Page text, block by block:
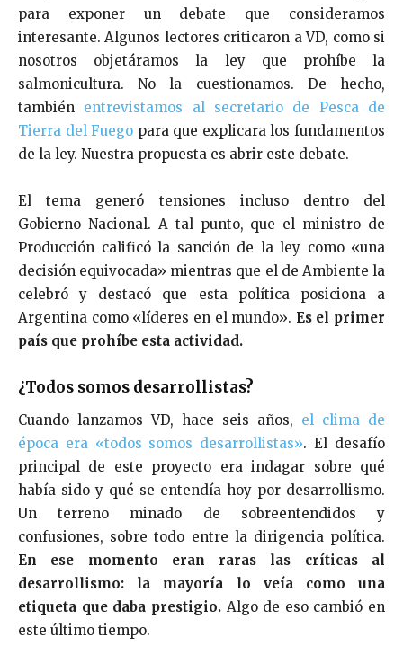
para exponer un debate que consideramos
interesante. Algunos lectores criticaron a VD, como si
nosotros objetáramos la ley que prohíbe la
salmonicultura. No la cuestionamos. De hecho,
también entrevistamos al secretario de Pesca de
Tierra del Fuego para que explicara los fundamentos
de la ley. Nuestra propuesta es abrir este debate.
El tema generó tensiones incluso dentro del
Gobierno Nacional. A tal punto, que el ministro de
Producción calificó la sanción de la ley como «una
decisión equivocada» mientras que el de Ambiente la
celebró y destacó que esta política posiciona a
Argentina como «líderes en el mundo». Es el primer
país que prohíbe esta actividad.
¿Todos somos desarrollistas?
Cuando lanzamos VD, hace seis años, el clima de
época era «todos somos desarrollistas». El desafío
principal de este proyecto era indagar sobre qué
había sido y qué se entendía hoy por desarrollismo.
Un terreno minado de sobreentendidos y
confusiones, sobre todo entre la dirigencia política.
En ese momento eran raras las críticas al
desarrollismo: la mayoría lo veía como una
etiqueta que daba prestigio.Algo de eso cambió en
este último tiempo.